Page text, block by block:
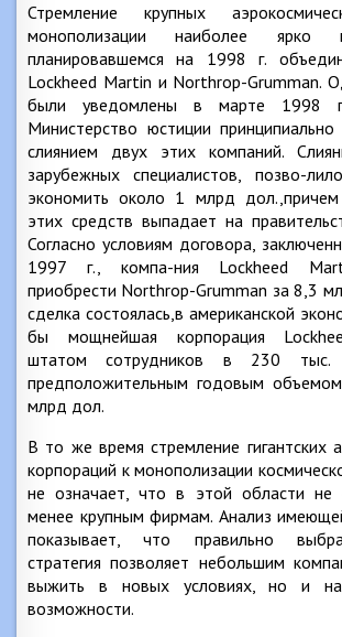
Стремление крупных
монополизации наиболее ярко
планировавшемся на 1998 г.
Lockheed Martin и Northrop-Grumman.
были уведомлены в марте 1998
Министерство юстиции
слиянием двух этих компаний.
зарубежных специалистов, позво-
экономить около 1 млрд дол.,причем
этих средств выпадает на
Согласно условиям договора,
1997 г., компа-ния Lockheed
приобрести Northrop-Grumman за 8,3
сделка состоялась,в американской
бы мощнейшая корпорация
штатом сотрудников в 230
предположительным годовым
млрд дол.
В то же время стремление гигантских
корпораций к монополизации
не означает, что в этой области не
менее крупным фирмам. Анализ
показывает, что правильно
стратегия позволяет небольшим
выжить в новых условиях, но и
возможности.